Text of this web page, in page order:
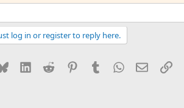
log in or register to reply here.
Bluesky LinkedInReddit PinterestTumblrWhatsApp
Email